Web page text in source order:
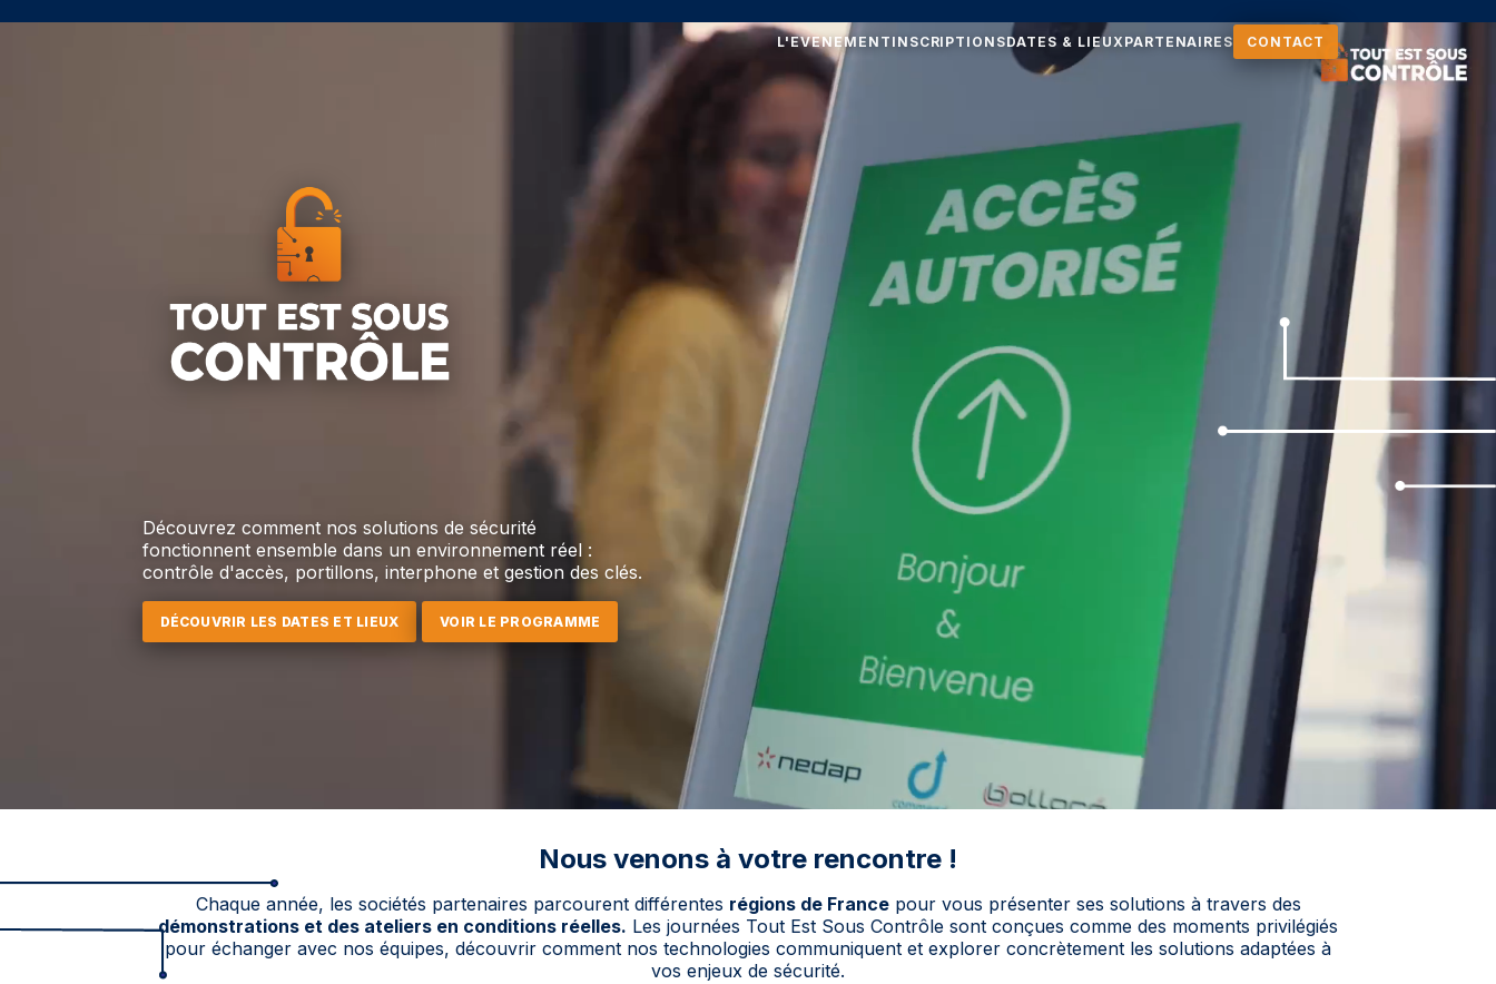
L'EVENEMENT INSCRIPTIONSDATES & LIEUXPARTENAIRES CONTACT
Découvrez comment nos solutions de sécurité
fonctionnent ensemble dans un environnement réel :
contrôle d'accès, portillons, interphone et gestion des clés.
DÉCOUVRIR LES DATES ET LIEUX VOIR LE PROGRAMME
Nous venons à votre rencontre !
Chaque année, les sociétés partenaires parcourent différentes régions de Francepour vous présenter ses solutions à travers des
démonstrations et des ateliers en conditions réelles. Les journées Tout Est Sous Contrôle sont conçues comme des moments privilégiés
pour échanger avec nos équipes, découvrir comment nos technologies communiquent et explorer concrètement les solutions adaptées à
vos enjeux de sécurité.